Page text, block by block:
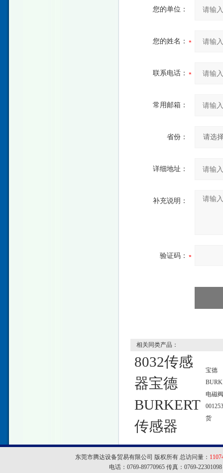
您的单位：
您的姓名：
联系电话：
常用邮箱：
省份：
详细地址：
补充说明：
验证码：
相关同类产品：
8032传感
器宝德
BURKERT
传感器
宝德
电磁阀
货
东莞市腾达设备贸易有限公司 版权所有 总访问量：
电话：0769-89770965 传真：0769-